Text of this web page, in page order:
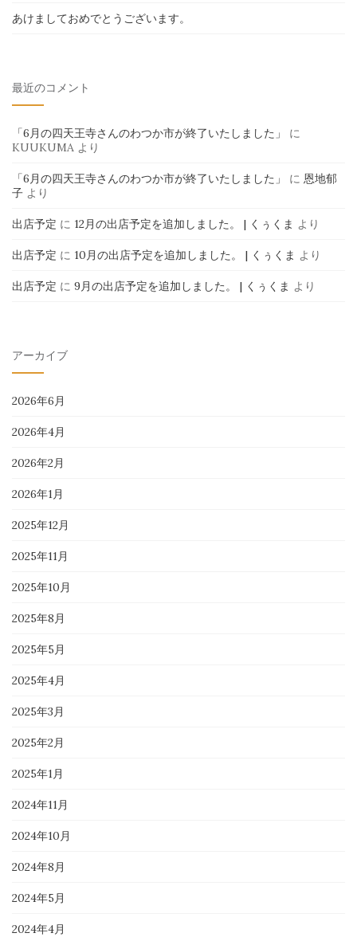
あけましておめでとうございます。
最近のコメント
「6月の四天王寺さんのわつか市が終了いたしました」
に
KUUKUMA より
「6月の四天王寺さんのわつか市が終了いたしました」 に 恩地郁
子 より
出店予定 に 12月の出店予定を追加しました。 | くぅくま より
出店予定 に 10月の出店予定を追加しました。 | くぅくま より
出店予定 に 9月の出店予定を追加しました。 | くぅくま より
アーカイブ
2026年6月
2026年4月
2026年2月
2026年1月
2025年12月
2025年11月
2025年10月
2025年8月
2025年5月
2025年4月
2025年3月
2025年2月
2025年1月
2024年11月
2024年10月
2024年8月
2024年5月
2024年4月